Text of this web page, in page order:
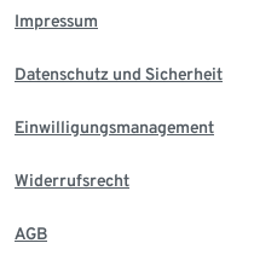
Impressum
Datenschutz und Sicherheit
Einwilligungsmanagement
Widerrufsrecht
AGB